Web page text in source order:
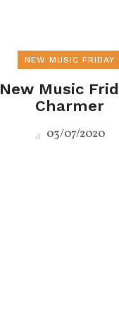
NEW MUSIC FRIDAY
New Music
Charmer
03/07/2020